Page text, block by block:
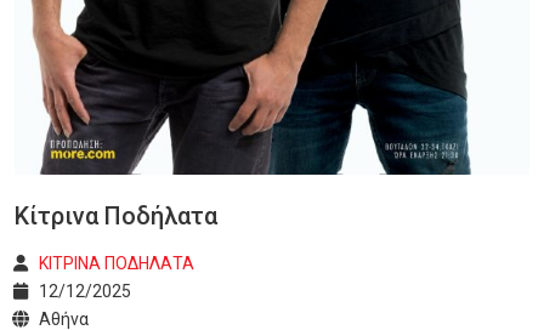
Κίτρινα Ποδήλατα
ΚΙΤΡΙΝΑ ΠΟΔΗΛΑΤΑ
12/12/2025
Αθήνα